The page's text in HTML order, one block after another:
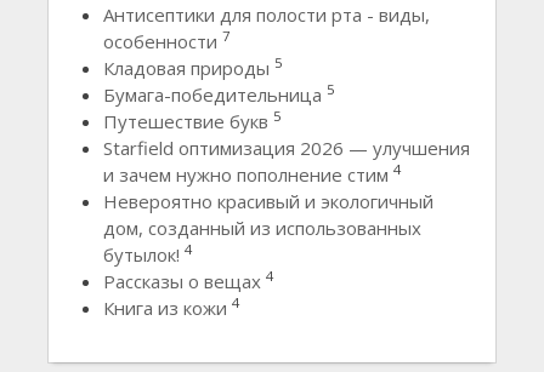
Антисептики для полости рта - виды,
особенности 7
Кладовая природы 5
Бумага-победительница 5
Путешествие букв 5
Starfield оптимизация 2026 — улучшения
и зачем нужно пополнение стим 4
Невероятно красивый и экологичный
дом, созданный из использованных
бутылок! 4
Рассказы о вещах 4
Книга из кожи 4